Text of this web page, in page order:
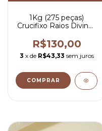
1Kg (275 peças)
Crucifixo Raios Divinos
R$130,00
3 x de R$43,33 sem juros
COMPRAR